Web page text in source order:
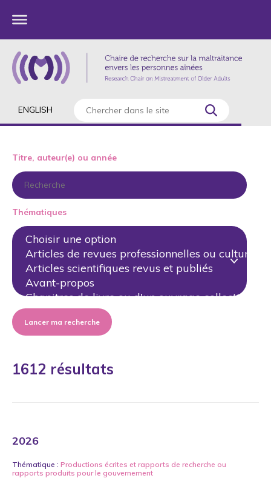
ENGLISH
Titre, auteur(e) ou année
Thématiques
Lancer ma recherche
1612 résultats
2026
Thématique : Productions écrites et rapports de recherche ou
rapports produits pour le gouvernement